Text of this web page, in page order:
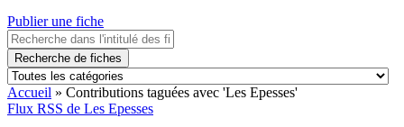
Publier une fiche
Recherche de fiches
Accueil » Contributions taguées avec 'Les Epesses'
Flux RSS de Les Epesses